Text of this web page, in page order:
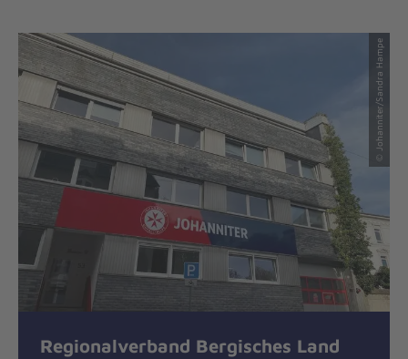
© Johanniter/Sandra Hampe
Regionalverband Bergisches Land